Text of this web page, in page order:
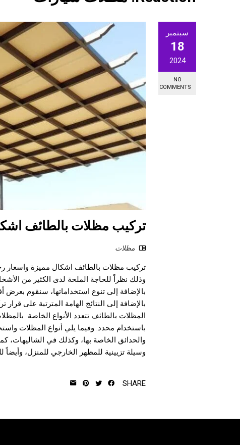
سبتمبر
18
2024
NO
COMMENTS
تركيب مظلات بالطائف
مظلات
تركيب مظلات بالطائف اشكال مميزة واسعار
وذلك نظراً للحاجة الملحة لدى الكثير من
بالإضافة إلى تنوع استخداماتها، سنقوم
بالإضافة إلى النتائج الهامة المترتبة على
المظلات بالطائف تتعدد الأنواع الخاصة
باستخدام محدد. وفيما يلي أنواع المظلات
والحدائق الخاصة بها، وكذلك في الشاليهات،
وسيلة تزيينية للمظهر الخارجي للمنزل،
SHARE